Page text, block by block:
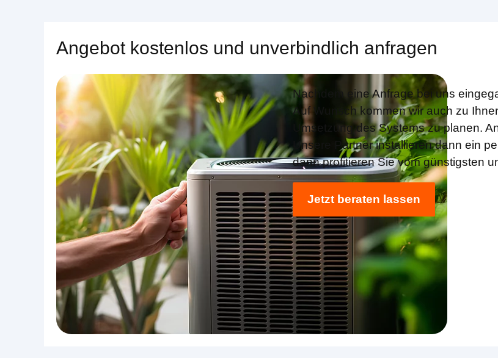
Angebot kostenlos und unverbindlich anfragen
Nachdem eine Anfrage bei uns
Auf Wunsch kommen wir auch zu
Umsetzung des Systems zu planen.
Unsere Partner installieren dann ein
dann profitieren Sie vom günstigsten
Jetzt beraten lassen